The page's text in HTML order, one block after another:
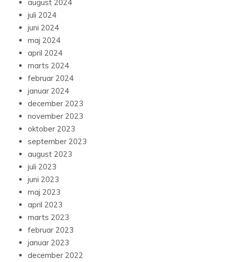
august 2024
juli 2024
juni 2024
maj 2024
april 2024
marts 2024
februar 2024
januar 2024
december 2023
november 2023
oktober 2023
september 2023
august 2023
juli 2023
juni 2023
maj 2023
april 2023
marts 2023
februar 2023
januar 2023
december 2022